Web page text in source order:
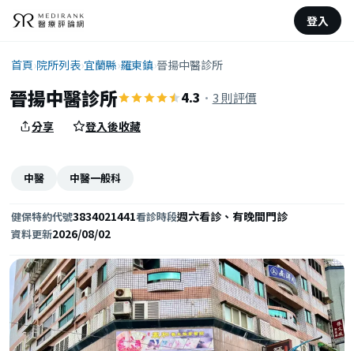
登入
首頁›院所列表›宜蘭縣›羅東鎮›晉揚中醫診所
晉揚中醫診所 4.3 · 3 則評價
分享 登入後收藏
中醫 中醫一般科
健保特約代號3834021441看診時段週六看診、有晚間門診
資料更新2026/08/02